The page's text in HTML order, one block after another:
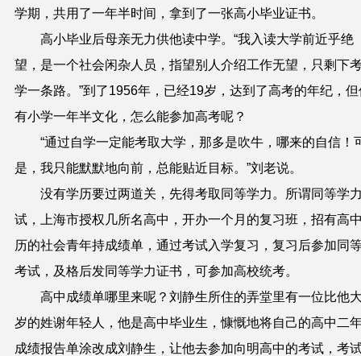
学期，共用了一年半时间，拿到了一张高小毕业证书。
高小毕业后母亲无力供他读中学。“我入读大学前近乎绝
望， 是一个社会闲杂人 员 ，指望别人 介绍工作无望，只剩下
学一条路。 ”到了1956年， 已经19岁，达到了高考的年纪 ， 但
有小学一年半文化 ， 怎么能参加高考呢？
“通过自学一定能考取大学，那多是吹牛， 哪来的自信 ！
是， 我只能默默地向前，总能贴近目标。”刘老说。
没有学历要过两道关，先得考取 同等学力。所谓同等学
试 ， 上海市授权几所名高中，开办一个月的复习班，招有高
历的社会青年持成绩单， 通过考试入学复习 ， 复习 后参加同
考试，及格后发同等学力证书，可参加高校统考。
高中 成绩单哪里来呢？刘静生所住的弄堂里有一位比他
岁的姓谢年轻人 ， 他是高中毕业生，慷慨地将自己的高中二
成绩报告单涂改成刘静生，让他去参加向明高中的考试， 考